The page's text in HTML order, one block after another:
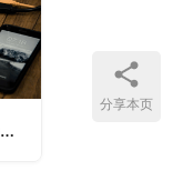
停滞的原子世界和狂奔的比特世界
分享本页